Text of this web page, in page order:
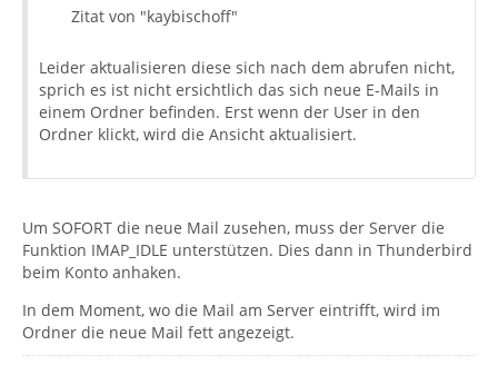
Zitat von "kaybischoff"
Leider aktualisieren diese sich nach dem abrufen nicht,
sprich es ist nicht ersichtlich das sich neue E-Mails in
einem Ordner befinden. Erst wenn der User in den
Ordner klickt, wird die Ansicht aktualisiert.
Um SOFORT die neue Mail zusehen, muss der Server die
Funktion IMAP_IDLE unterstützen. Dies dann in Thunderbird
beim Konto anhaken.
In dem Moment, wo die Mail am Server eintrifft, wird im
Ordner die neue Mail fett angezeigt.